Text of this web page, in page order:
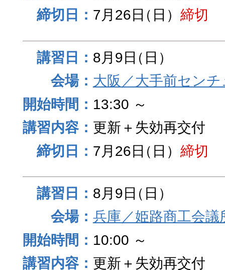
7月26日（日） 締切
8月9日（日）
大阪／大手前セン
13:30 ～
更新＋失効再交付
7月26日（日） 締切
8月9日（日）
兵庫／姫路商工会議
10:00 ～
更新＋失効再交付